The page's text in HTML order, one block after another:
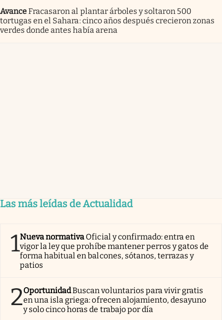
AvanceFracasaron al plantar árboles y soltaron 500
tortugas en el Sahara: cinco años después crecieron zonas
verdes donde antes había arena
Las más leídas de Actualidad
1Nueva normativa Oficial y confirmado: entra en
vigor la ley que prohíbe mantener perros y gatos de
forma habitual en balcones, sótanos, terrazas y
patios
2OportunidadBuscan voluntarios para vivir gratis
en una isla griega: ofrecen alojamiento, desayuno
y solo cinco horas de trabajo por día